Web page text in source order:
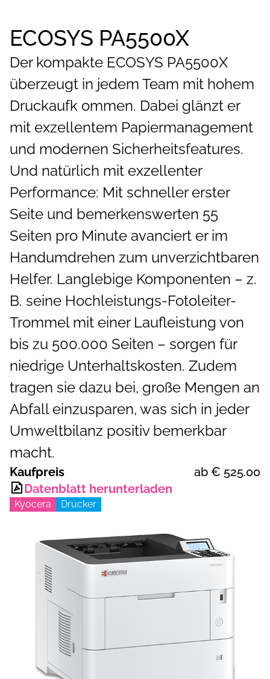
ECOSYS PA5500X
Der kompakte ECOSYS PA5500X
überzeugt in jedem Team mit hohem
Druckaufk ommen. Dabei glänzt er
mit exzellentem Papiermanagement
und modernen Sicherheitsfeatures.
Und natürlich mit exzellenter
Performance: Mit schneller erster
Seite und bemerkenswerten 55
Seiten pro Minute avanciert er im
Handumdrehen zum unverzichtbaren
Helfer. Langlebige Komponenten – z.
B. seine Hochleistungs-Fotoleiter-
Trommel mit einer Laufleistung von
bis zu 500.000 Seiten – sorgen für
niedrige Unterhaltskosten. Zudem
tragen sie dazu bei, große Mengen an
Abfall einzusparen, was sich in jeder
Umweltbilanz positiv bemerkbar
macht.
Kaufpreis ab € 525.00
Datenblatt herunterladen
Kyocera Drucker